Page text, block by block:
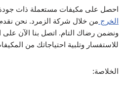
احصل على مكيفات مستعملة ذات جودة
الخرج من خلال شركة الزمرد. نحن
للاستفسار وتلبية احتياجاتك من
الخلاصة: